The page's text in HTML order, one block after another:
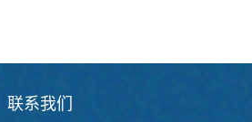
联系我们